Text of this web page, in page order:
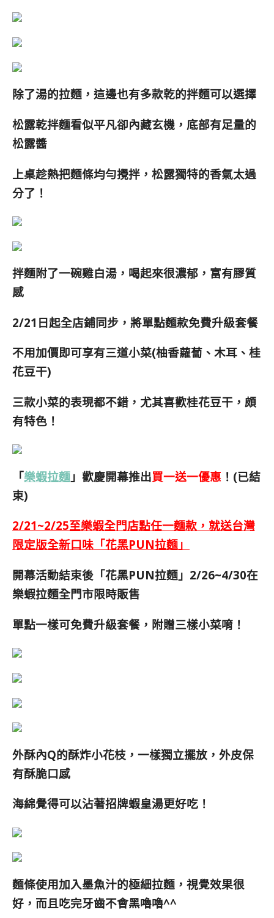
除了湯的拉麵，這邊也有多款乾的拌麵可以選擇
松露乾拌麵看似平凡卻內藏玄機，底部有足量的
松露醬
上桌趁熱把麵條均勻攪拌，松露獨特的香氣太過
分了！
拌麵附了一碗雞白湯，喝起來很濃郁，富有膠質
感
2/21日起全店鋪同步，將單點麵款免費升級套餐
不用加價即可享有三道小菜(柚香蘿蔔、木耳、桂
花豆干)
三款小菜的表現都不錯，尤其喜歡桂花豆干，頗
有特色！
「樂蝦拉麵 」歡慶開幕推出買一送一優惠 ！(已結
束)
2/21~2/25至樂蝦全門店點任一麵款，就送台灣
限定版全新口味「花黑PUN拉麵」
開幕活動結束後「花黑PUN拉麵」2/26~4/30在
樂蝦拉麵全門市限時販售
單點一樣可免費升級套餐，附贈三樣小菜唷！
外酥內Q的酥炸小花枝，一樣獨立擺放，外皮保
有酥脆口感
海綿覺得可以沾著招牌蝦皇湯更好吃 ！
麵條使用加入墨魚汁的極細拉麵，視覺效果很
好，而且吃完牙齒不會黑嚕嚕^^